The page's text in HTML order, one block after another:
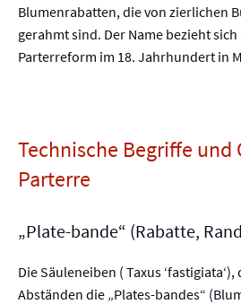
Blumenrabatten, die von zierlichen
gerahmt sind. Der Name bezieht
Parterreform im 18. Jahrhundert in
Technische Begriffe
Parterre
„Plate-bande“ (Rabatte,
Die Säuleneiben ( Taxus
Abständen die „Plates-bandes“